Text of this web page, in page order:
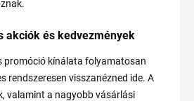
akciók és kedvezmények
promóció kínálata folyamatosan
rendszeresen visszanézned ide. A
valamint a nagyobb vásárlási